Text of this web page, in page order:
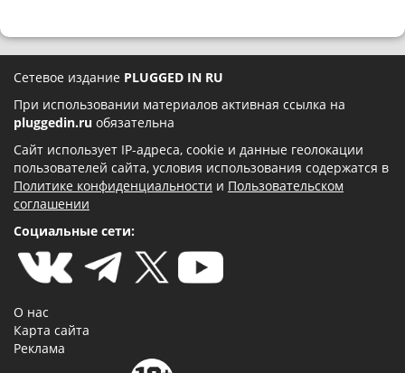
Сетевое издание PLUGGED IN RU
При использовании материалов активная ссылка на
pluggedin.ru обязательна
Сайт использует IP-адреса, cookie и данные геолокации
пользователей сайта, условия использования содержатся в
Политике конфиденциальности и Пользовательском
соглашении
Социальные сети:
О нас
Карта сайта
Реклама